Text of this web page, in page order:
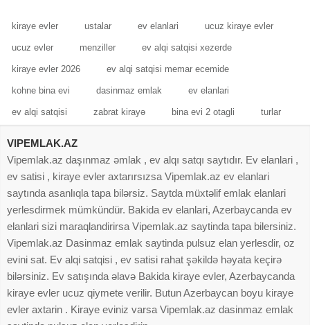
kiraye evler ustalar ev elanlari ucuz kiraye evler
ucuz evler menziller ev alqi satqisi xezerde
kiraye evler 2026 ev alqi satqisi memar ecemide
kohne bina evi dasinmaz emlak ev elanlari
ev alqi satqisi zabrat kirayə bina evi 2 otagli turlar
VIPEMLAK.AZ
Vipemlak.az daşınmaz əmlak , ev alqı satqı saytıdır. Ev elanlari ,
ev satisi , kiraye evler axtarırsızsa Vipemlak.az ev elanlari
saytında asanlıqla tapa bilərsiz. Saytda müxtəlif emlak elanlari
yerlesdirmek mümkündür. Bakida ev elanlari, Azerbaycanda ev
elanlari sizi maraqlandirirsa Vipemlak.az saytinda tapa bilersiniz.
Vipemlak.az Dasinmaz emlak saytinda pulsuz elan yerlesdir, oz
evini sat. Ev alqi satqisi , ev satisi rahat şəkildə həyata keçirə
bilərsiniz. Ev satışında əlavə Bakida kiraye evler, Azerbaycanda
kiraye evler ucuz qiymete verilir. Butun Azerbaycan boyu kiraye
evler axtarin . Kiraye eviniz varsa Vipemlak.az dasinmaz emlak